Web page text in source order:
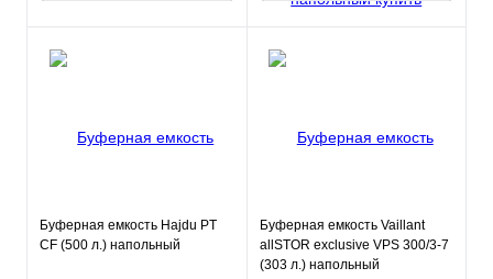
Буферная емкость Hajdu PT
CF (500 л.) напольный
Буферная емкость Vaillant
allSTOR exclusive VPS 300/3-7
(303 л.) напольный